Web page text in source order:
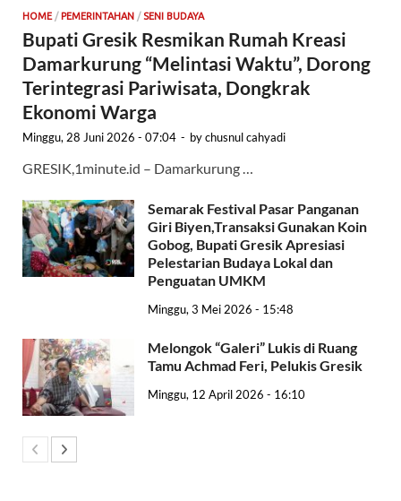
HOME / PEMERINTAHAN / SENI BUDAYA
Bupati Gresik Resmikan Rumah Kreasi
Damarkurung “Melintasi Waktu”, Dorong
Terintegrasi Pariwisata, Dongkrak
Ekonomi Warga
Minggu, 28 Juni 2026 - 07:04 - bychusnul cahyadi
GRESIK,1minute.id – Damarkurung …
Semarak Festival Pasar Panganan
Giri Biyen,Transaksi Gunakan Koin
Gobog, Bupati Gresik Apresiasi
Pelestarian Budaya Lokal dan
Penguatan UMKM
Minggu, 3 Mei 2026 - 15:48
Melongok “Galeri” Lukis di Ruang
Tamu Achmad Feri, Pelukis Gresik
Minggu, 12 April 2026 - 16:10